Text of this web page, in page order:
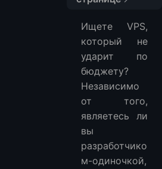
Ищете VPS,
который не
ударит по
бюджету?
Независимо
от того,
являетесь ли
вы
разработчико
м-одиночкой,